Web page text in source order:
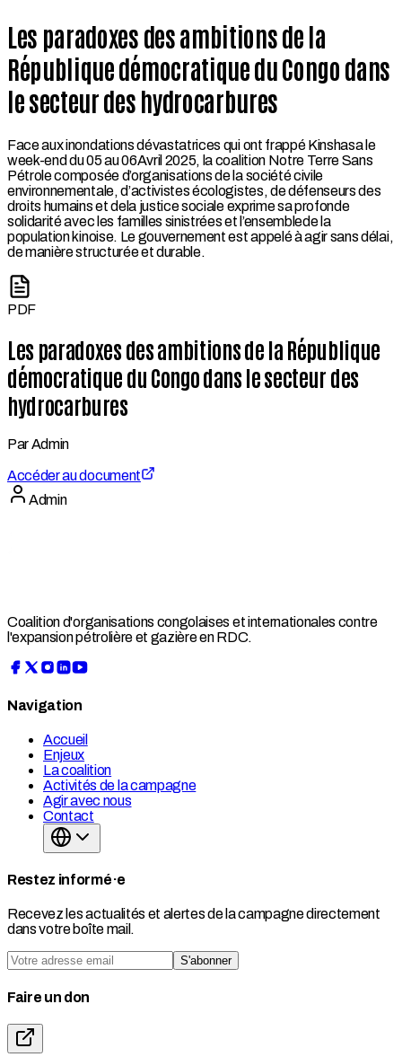
Les paradoxes des ambitions de la
République démocratique du Congo dans
le secteur des hydrocarbures
Face aux inondations dévastatrices qui ont frappé Kinshasa le
week-end du 05 au 06Avril 2025, la coalition Notre Terre Sans
Pétrole composée d’organisations de la société civile
environnementale, d’activistes écologistes, de défenseurs des
droits humains et dela justice sociale exprime sa profonde
solidarité avec les familles sinistrées et l’ensemblede la
population kinoise. Le gouvernement est appelé à agir sans délai,
de manière structurée et durable.
PDF
Les paradoxes des ambitions de la République
démocratique du Congo dans le secteur des
hydrocarbures
ParAdmin
Accéder au document
Admin
Coalition d'organisations congolaises et internationales contre
l'expansion pétrolière et gazière en RDC.
Navigation
Accueil
Enjeux
La coalition
Activités de la campagne
Agir avec nous
Contact
Restez informé·e
Recevez les actualités et alertes de la campagne directement
dans votre boîte mail.
S'abonner
Faire un don